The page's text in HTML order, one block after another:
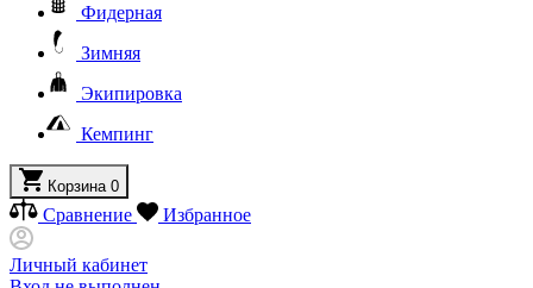
Фидерная
Зимняя
Экипировка
Кемпинг
Корзина 0
Сравнение Избранное
Личный кабинет